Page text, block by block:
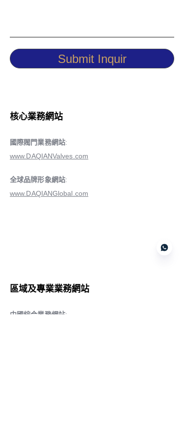
Submit Inquir
核心業務網站
國際閥門業務網站:
www.DAQIANValves.com
全球品牌形象網站:
www.DAQIANGlobal.com
區域及專業業務網站
中國綜合業務網站: